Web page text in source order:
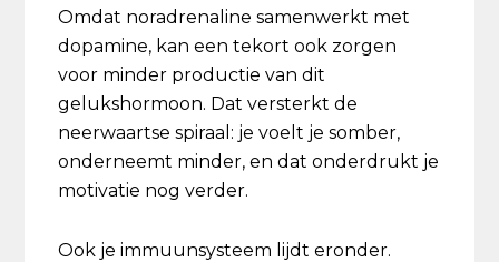
Omdat noradrenaline samenwerkt met
dopamine, kan een tekort ook zorgen
voor minder productie van dit
gelukshormoon. Dat versterkt de
neerwaartse spiraal: je voelt je somber,
onderneemt minder, en dat onderdrukt je
motivatie nog verder.
Ook je immuunsysteem lijdt eronder.